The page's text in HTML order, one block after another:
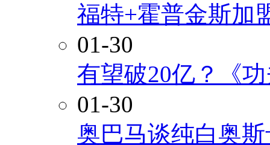
福特+霍普金斯加
01-30
有望破20亿？《
01-30
奥巴马谈纯白奥